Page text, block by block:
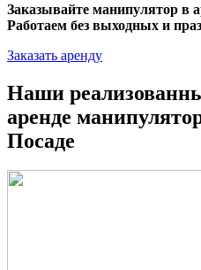
Заказывайте манипулятор в
Работаем без выходных и
Заказать аренду
Наши
аренде
Посаде